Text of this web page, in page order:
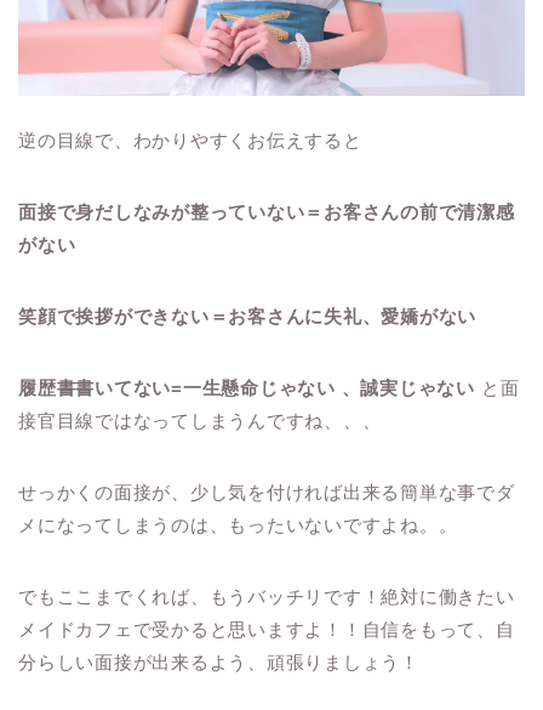
逆の目線で、わかりやすくお伝えすると
面接で身だしなみが整っていない＝お客さんの前で清潔感
がない
笑顔で挨拶ができない＝お客さんに失礼、愛嬌がない
履歴書書いてない=一生懸命じゃない 、誠実じゃない と面
接官目線ではなってしまうんですね、、、
せっかくの面接が、少し気を付ければ出来る簡単な事でダ
メになってしまうのは、もったいないですよね。。
でもここまでくれば、もうバッチリです！絶対に働きたい
メイドカフェで受かると思いますよ！！自信をもって、自
分らしい面接が出来るよう、頑張りましょう！